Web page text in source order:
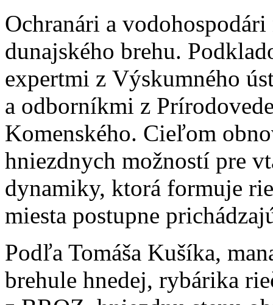
Ochranári a
dunajského brehu.
expertmi z Výskumného
a odborníkmi z
Komenského. Cieľom
hniezdnych možností pre
dynamiky, ktorá formuje
miesta postupne
Podľa Tomáša Kušíka,
brehule hnedej, rybárika